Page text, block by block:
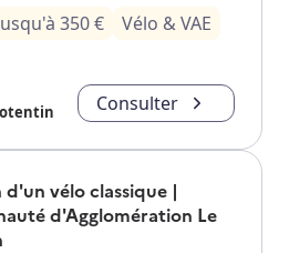
350€
Vélo & VAE
Consulter
vélo classique |
d'Agglomération Le